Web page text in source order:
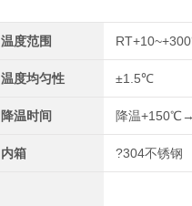
温度范围
温度均匀性 ±1.5℃
降温时间 降温
内箱 ?304不锈钢